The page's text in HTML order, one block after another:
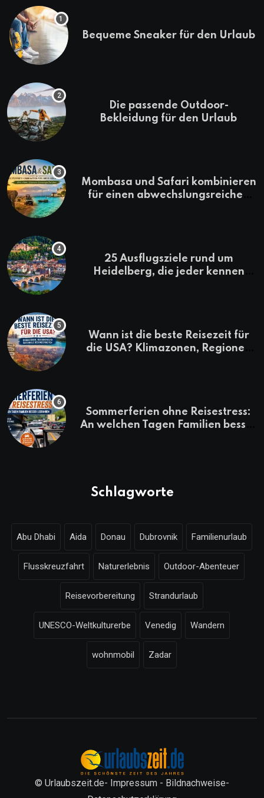
Bequeme Sneaker für den Urlaub
Die passende Outdoor-
Bekleidung für den Urlaub
Mombasa und Safari kombinieren
für einen abwechslungsreichen
25 Ausflugsziele rund um
Heidelberg, die jeder kennen
Wann ist die beste Reisezeit für
die USA? Klimazonen, Regionen
Sommerferien ohne Reisestress:
An welchen Tagen Familien besser
Schlagworte
Abu Dhabi Aida Donau Dubrovnik Familienurlaub
Flusskreuzfahrt Naturerlebnis Outdoor-Abenteuer
Reisevorbereitung Strandurlaub
UNESCO-Weltkulturerbe Venedig Wandern
wohnmobil Zadar
© Urlaubszeit.de- Impressum - Bildnachweise-